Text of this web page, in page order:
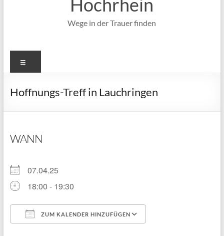
Hochrhein
Wege in der Trauer finden
Hoffnungs-Treff in Lauchringen
WANN
07.04.25
18:00 - 19:30
ZUM KALENDER HINZUFÜGEN